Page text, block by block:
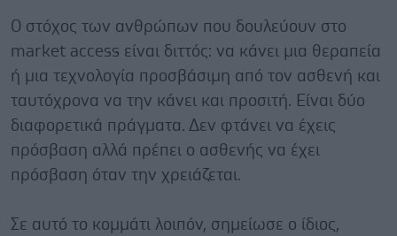
Ο στόχος των ανθρώπων που δουλεύουν στο
market access είναι διττός: να κάνει μια θεραπεία
ή μια τεχνολογία προσβάσιμη από τον ασθενή και
ταυτόχρονα να την κάνει και προσιτή. Είναι δύο
διαφορετικά πράγματα. Δεν φτάνει να έχεις
πρόσβαση αλλά πρέπει ο ασθενής να έχει
πρόσβαση όταν την χρειάζεται.
Σε αυτό το κομμάτι λοιπόν, σημείωσε ο ίδιος,